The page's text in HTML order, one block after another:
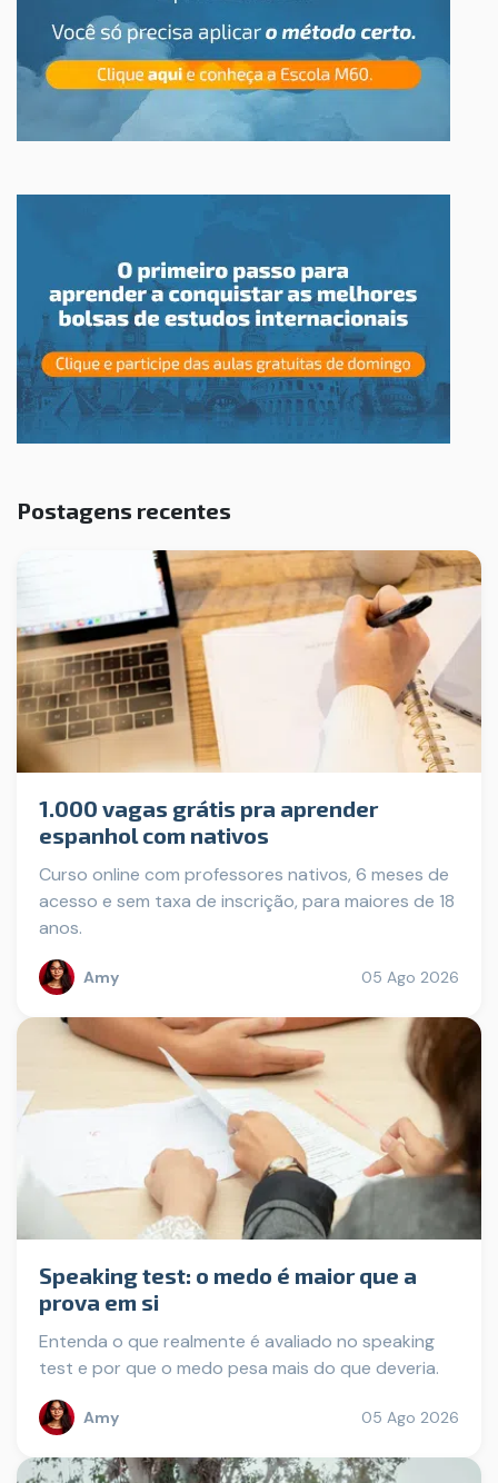
Postagens recentes
1.000 vagas grátis pra aprender
espanhol com nativos
Curso online com professores nativos, 6 meses de
acesso e sem taxa de inscrição, para maiores de 18
anos.
Amy 05 Ago 2026
Speaking test: o medo é maior que a
prova em si
Entenda o que realmente é avaliado no speaking
test e por que o medo pesa mais do que deveria.
Amy 05 Ago 2026